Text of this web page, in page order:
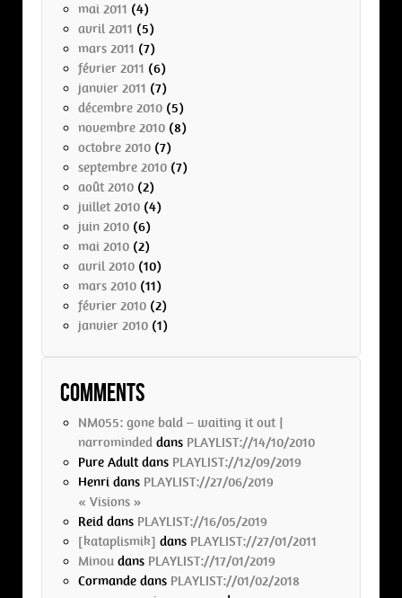
mai 2011 (4)
avril 2011 (5)
mars 2011 (7)
février 2011 (6)
janvier 2011 (7)
décembre 2010 (5)
novembre 2010 (8)
octobre 2010 (7)
septembre 2010 (7)
août 2010 (2)
juillet 2010 (4)
juin 2010 (6)
mai 2010 (2)
avril 2010 (10)
mars 2010 (11)
février 2010 (2)
janvier 2010 (1)
Comments
NM055: gone bald – waiting it out |
narrominded dans PLAYLIST://14/10/2010
Pure Adultdans PLAYLIST://12/09/2019
Henri dans PLAYLIST://27/06/2019
« Visions »
Reid dans PLAYLIST://16/05/2019
[kataplismik] dans PLAYLIST://27/01/2011
Minou dans PLAYLIST://17/01/2019
Cormande dans PLAYLIST://01/02/2018